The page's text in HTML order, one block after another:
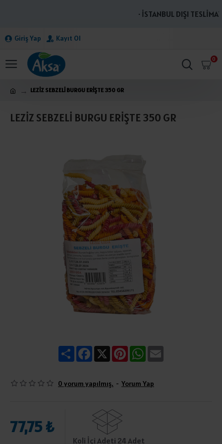
· İSTANBUL DIŞI
Giriş Yap Kayıt Ol
0
LEZİZ SEBZELİ BURGU ERİŞTE 350 GR
LEZİZ SEBZELİ BURGU ERİŞTE 350 GR
ShareFacebook
X PinterestWhatsApp
0 yorum yapılmış. - Yorum Yap
77,75 ₺
Koli İçi Adeti 24 Adet